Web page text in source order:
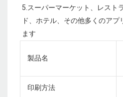
5.スーパーマーケット、レスト
ド、ホテル、その他多くのア
製品名
印刷方法